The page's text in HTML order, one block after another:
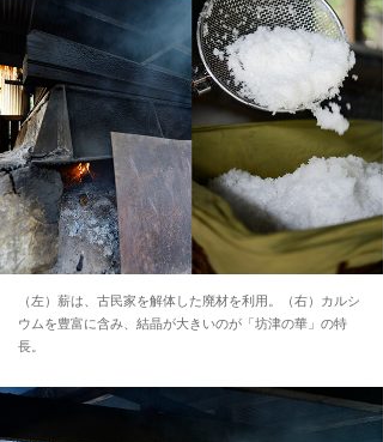
（左）薪は、古民家を解体した廃材を利用。（右）カルシ
ウムを豊富に含み、結晶が大きいのが「坊津の華」の特
長。